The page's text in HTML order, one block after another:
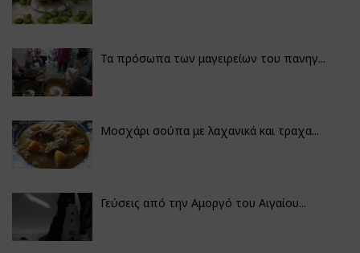
Τα πρόσωπα των μαγειρείων του πανηγ...
Μοσχάρι σούπα με λαχανικά και τραχα...
Γεύσεις από την Αμοργό του Αιγαίου...